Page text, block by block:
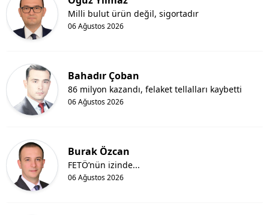
06 Ağustos 2026
Milli bulut ürün değil, sigortadır
Bahadır Çoban
06 Ağustos 2026
86 milyon kazandı, felaket tellalları kaybetti
Burak Özcan
06 Ağustos 2026
FETÖ’nün izinde...